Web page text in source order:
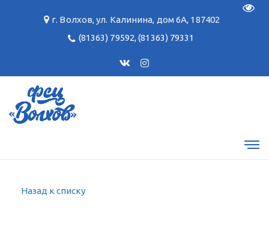
г. Волхов,ул. Калинина, дом 6А, 187402
(81363) 79592,(81363) 79331
Назад к списку